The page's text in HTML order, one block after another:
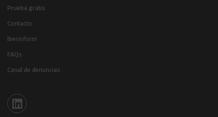
Prueba gratis
Contacto
Iberinform
FAQs
Canal de denuncias
Iberinform en Linkedin